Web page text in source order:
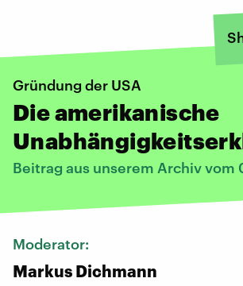
Gründung der USA
Die amerikanische
Beitrag aus unserem Archiv vom
Moderator:
Markus Dichmann